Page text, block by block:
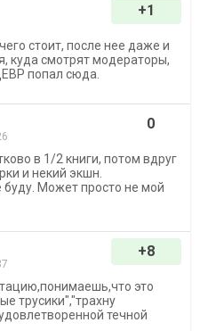
+1
стоит, после нее даже и
куда смотрят модераторы,
попал сюда.
0
в 1/2 книги, потом вдруг
и некий экшн.
буду. Может просто не мой
+8
это
трусики","трахну
течной